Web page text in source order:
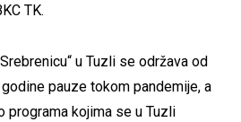
TK.
u Tuzli se održava od
pauze tokom pandemije, a
programa kojima se u Tuzli